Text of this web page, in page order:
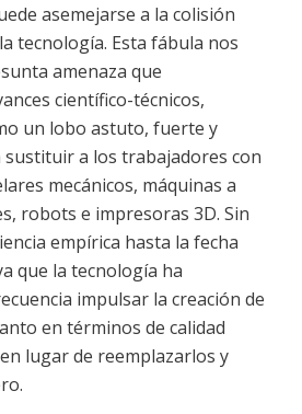
asemejarse a la colisión
tecnología. Esta fábula nos
amenaza que
científico-técnicos,
un lobo astuto, fuerte y
a los trabajadores con
mecánicos, máquinas a
robots e impresoras 3D. Sin
empírica hasta la fecha
que la tecnología ha
impulsar la creación de
en términos de calidad
lugar de reemplazarlos y